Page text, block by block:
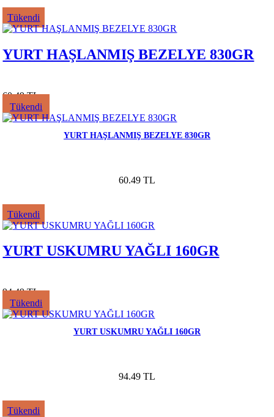
Tükendi
YURT HAŞLANMIŞ BEZELYE 830GR
60.49 TL
Tükendi
YURT HAŞLANMIŞ BEZELYE 830GR
60.49 TL
Tükendi
YURT USKUMRU YAĞLI 160GR
94.49 TL
Tükendi
YURT USKUMRU YAĞLI 160GR
94.49 TL
Tükendi